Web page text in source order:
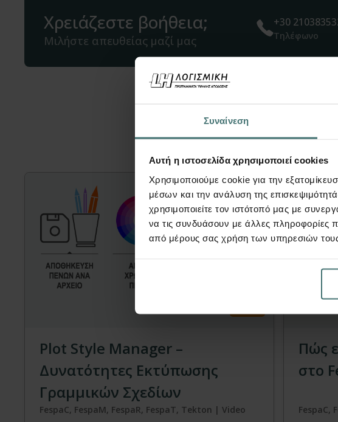
Συναίνεση
Αυτή η ιστοσελίδα χρησιμοποιεί cookies
Χρησιμοποιούμε cookie για την
μέσων και την ανάλυση της
χρησιμοποιείτε τον ιστότοπό μας με
να τις συνδυάσουν με άλλες πληροφορίες
από μέρους σας χρήση των υπηρεσιών
Χρειάζεστε βοήθεια;
Μιλήστε απευθείας μαζί μας
+30
Τηλέφωνο
Μπορεί
Plot Style Manager –
Δυνατότητες Εκτύπωσης
Γραμμικών Σχεδίων
FespaC, FespaM, FespaR, FespaT, Tekton | Video
Πώς
στο
FespaC,